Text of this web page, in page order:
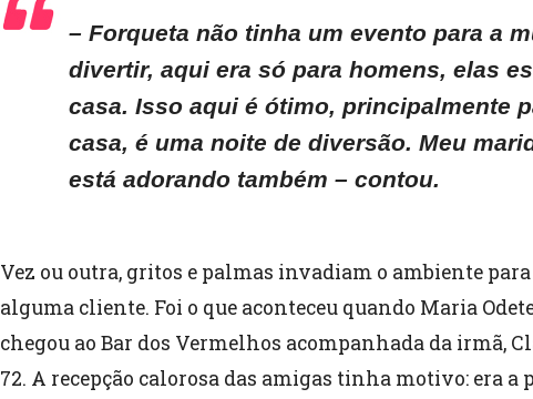
– Forqueta não tinha um evento para a
divertir, aqui era só para homens, elas
casa. Isso aqui é ótimo, principalmente
casa, é uma noite de diversão. Meu
está adorando também – contou.
Vez ou outra, gritos e palmas invadiam o ambiente
alguma cliente. Foi o que aconteceu quando Maria
chegou ao Bar dos Vermelhos acompanhada da irmã,
72. A recepção calorosa das amigas tinha motivo: era a